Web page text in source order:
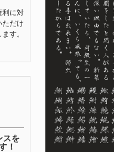
利に対
ただけ
す。
スを
！